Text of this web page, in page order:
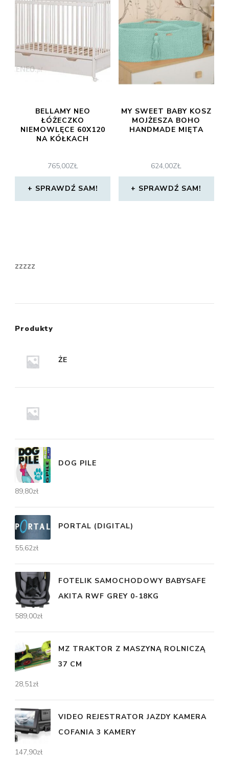
BELLAMY NEO
ŁÓŻECZKO
NIEMOWLĘCE 60X120
NA KÓŁKACH
765,00ZŁ
SPRAWDŹ SAM!
MY SWEET BABY KOSZ
MOJŻESZA BOHO
HANDMADE MIĘTA
624,00ZŁ
SPRAWDŹ SAM!
zzzzz
Produkty
ŻE
DOG PILE
89,80zł
PORTAL (DIGITAL)
55,62zł
FOTELIK SAMOCHODOWY BABYSAFE
AKITA RWF GREY 0-18KG
589,00zł
MZ TRAKTOR Z MASZYNĄ ROLNICZĄ
37 CM
28,51zł
VIDEO REJESTRATOR JAZDY KAMERA
COFANIA 3 KAMERY
147,90zł